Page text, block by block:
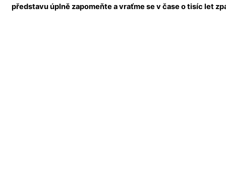
představu úplně zapomeňte a vraťme se v čase o tisíc let